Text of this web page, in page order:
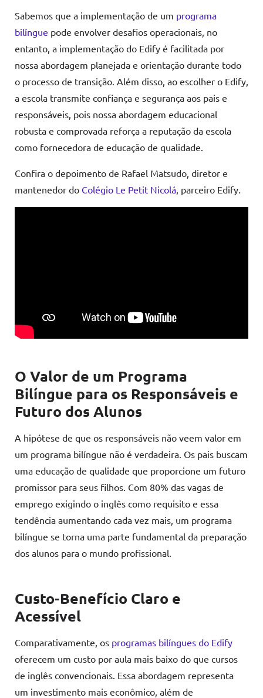
Sabemos que a implementação de um programa
bilíngue pode envolver desafios operacionais, no
entanto, a implementação do Edify é facilitada por
nossa abordagem planejada e orientação durante todo
o processo de transição. Além disso, ao escolher o Edify,
a escola transmite confiança e segurança aos pais e
responsáveis, pois nossa abordagem educacional
robusta e comprovada reforça a reputação da escola
como fornecedora de educação de qualidade.
Confira o depoimento de Rafael Matsudo, diretor e
mantenedor do Colégio Le Petit Nicolá , parceiro Edify.
O Valor de um Programa
Bilíngue para os Responsáveis e
Futuro dos Alunos
A hipótese de que os responsáveis não veem valor em
um programa bilíngue não é verdadeira. Os pais buscam
uma educação de qualidade que proporcione um futuro
promissor para seus filhos. Com 80% das vagas de
emprego exigindo o inglês como requisito e essa
tendência aumentando cada vez mais, um programa
bilíngue se torna uma parte fundamental da preparação
dos alunos para o mundo profissional.
Custo-Benefício Claro e
Acessível
Comparativamente, os programas bilíngues do Edify
oferecem um custo por aula mais baixo do que cursos
de inglês convencionais. Essa abordagem representa
um investimento mais econômico, além de